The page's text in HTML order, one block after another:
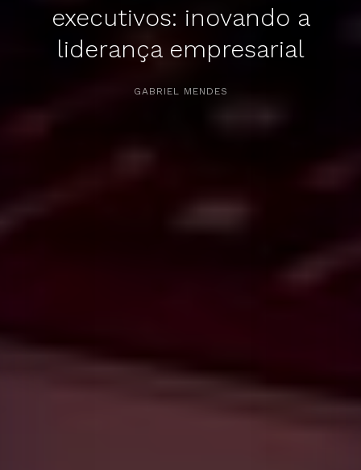
APERTE [ENTER] PARA PESQUISAR...
executivos: inovando a
liderança empresarial
GABRIEL MENDES